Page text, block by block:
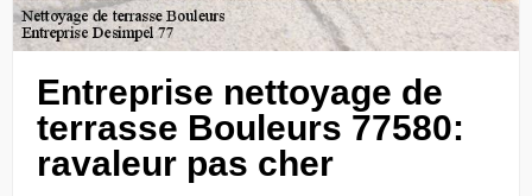
Entreprise nettoyage de
terrasse Bouleurs 77580:
ravaleur pas cher